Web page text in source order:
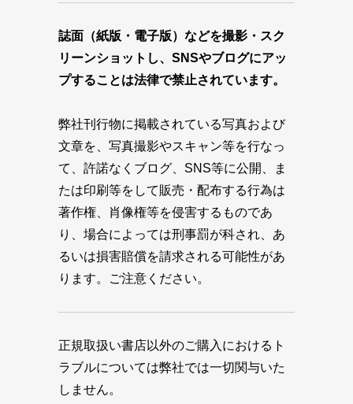
誌面（紙版・電子版）などを撮影・スク
リーンショットし、SNSやブログにアッ
プすることは法律で禁止されています。
弊社刊行物に掲載されている写真および
文章を、写真撮影やスキャン等を行なっ
て、許諾なくブログ、SNS等に公開、ま
たは印刷等をして販売・配布する行為は
著作権、肖像権等を侵害するものであ
り、場合によっては刑事罰が科され、あ
るいは損害賠償を請求される可能性があ
ります。ご注意ください。
正規取扱い書店以外のご購入におけるト
ラブルについては弊社では一切関与いた
しません。